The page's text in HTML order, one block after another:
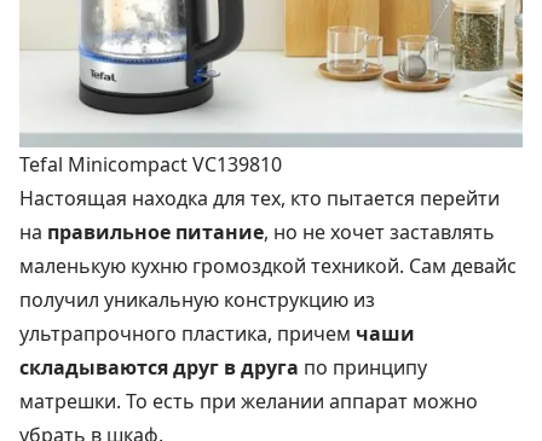
Tefal Minicompact VC139810
Настоящая находка для тех, кто пытается перейти
на правильное питание, но не хочет заставлять
маленькую кухню громоздкой техникой. Сам девайс
получил уникальную конструкцию из
ультрапрочного пластика, причем чаши
складываются друг в друга по принципу
матрешки. То есть при желании аппарат можно
убрать в шкаф.